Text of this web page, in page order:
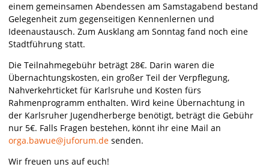
einem gemeinsamen Abendessen am Samstagabend bestand
Gelegenheit zum gegenseitigen Kennenlernen und
Ideenaustausch. Zum Ausklang am Sonntag fand noch eine
Stadtführung statt.
Die Teilnahmegebühr beträgt 28€. Darin waren die
Übernachtungskosten, ein großer Teil der Verpflegung,
Nahverkehrticket für Karlsruhe und Kosten fürs
Rahmenprogramm enthalten. Wird keine Übernachtung in
der Karlsruher Jugendherberge benötigt, beträgt die Gebühr
nur 5€. Falls Fragen bestehen, könnt ihr eine Mail an
orga.bawue@juforum.de senden.
Wir freuen uns auf euch!